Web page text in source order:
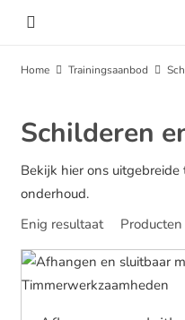
Home Trainingsaanbod
Schilderen
Bekijk hier ons
onderhoud.
Enig resultaat